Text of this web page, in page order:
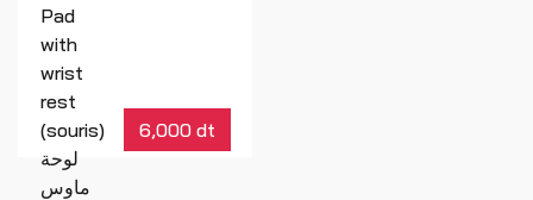
Pad
with
wrist
rest
(souris)
لوحة
ماوس
6,000 dt